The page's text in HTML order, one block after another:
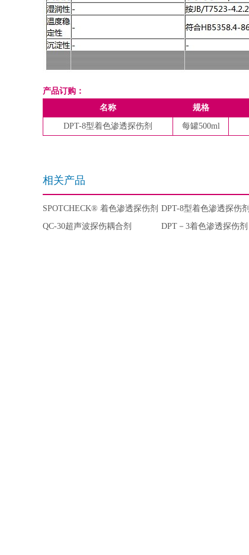
产品订购：
名称
规格
DPT-8型着色渗透探伤剂 每罐500ml
相关产品
SPOTCHECK® 着色渗透探伤剂
(清洗剂/去除剂）
DPT-8型着色渗透探伤剂
QC-30超声波探伤耦合剂
DPT－3着色渗透探伤剂